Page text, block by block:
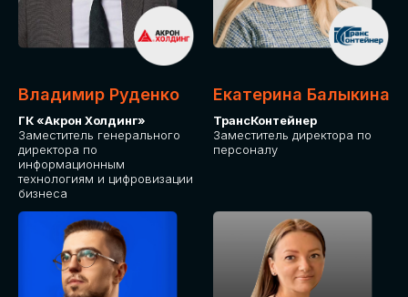
Владимир Руденко
ГК «Акрон Холдинг»
Заместитель генерального
директора по
информационным
технологиям и цифровизации
бизнеса
Екатерина Балыкина
ТрансКонтейнер
Заместитель директора по
персоналу